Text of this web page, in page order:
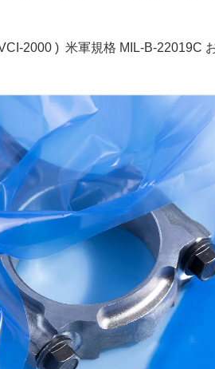
2000 ) 米軍規格 MIL-B-22019C